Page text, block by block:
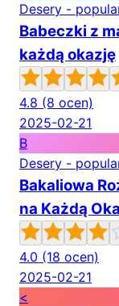
Desery -
Babeczki z
każdą okazję
4.8 (8 ocen)
2025-02-21
B
Desery -
Bakaliowa
na Każdą
4.0 (18 ocen)
2025-02-21
<